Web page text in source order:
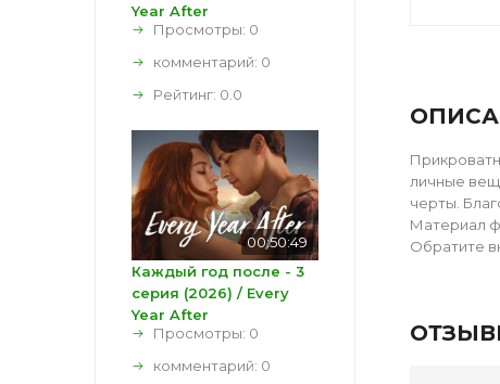
личные
черты.
Материал
Обратите
Year After
Просмотры: 0
комментарий: 0
Рейтинг: 0.0
00:50:49
Каждый год после - 3
серия (2026) / Every
Year After
Просмотры: 0
комментарий: 0